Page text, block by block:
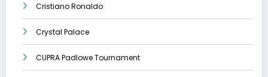
Cristiano Ronaldo
Crystal Palace
CUPRA Padlowe Tournament